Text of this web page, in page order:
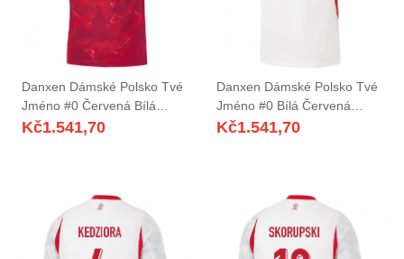
Danxen Dámské Polsko Tvé
Jméno #0 Červená Bílá
Daleko Hráčské Dresy 26-28
Kč1.541,70
Danxen Dámské Polsko Tvé
Jméno #0 Bílá Červená
Šedá Domů Hráčské Dresy
Kč1.541,70